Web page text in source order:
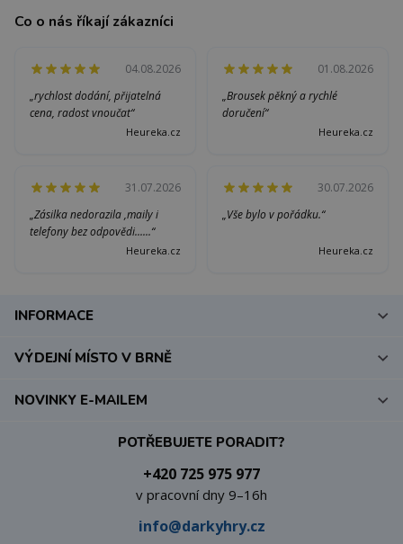
Co o nás říkají zákazníci
04.08.2026
„rychlost dodání, přijatelná
cena, radost vnoučat“
Heureka.cz
01.08.2026
„Brousek pěkný a rychlé
doručení“
Heureka.cz
31.07.2026
„Zásilka nedorazila ,maily i
telefony bez odpovědi......“
Heureka.cz
30.07.2026
„Vše bylo v pořádku.“
Heureka.cz
INFORMACE
VÝDEJNÍ MÍSTO V BRNĚ
POTŘEBUJETE PORADIT?
+420 725 975 977
v pracovní dny 9–16h
info@darkyhry.cz
NOVINKY E-MAILEM